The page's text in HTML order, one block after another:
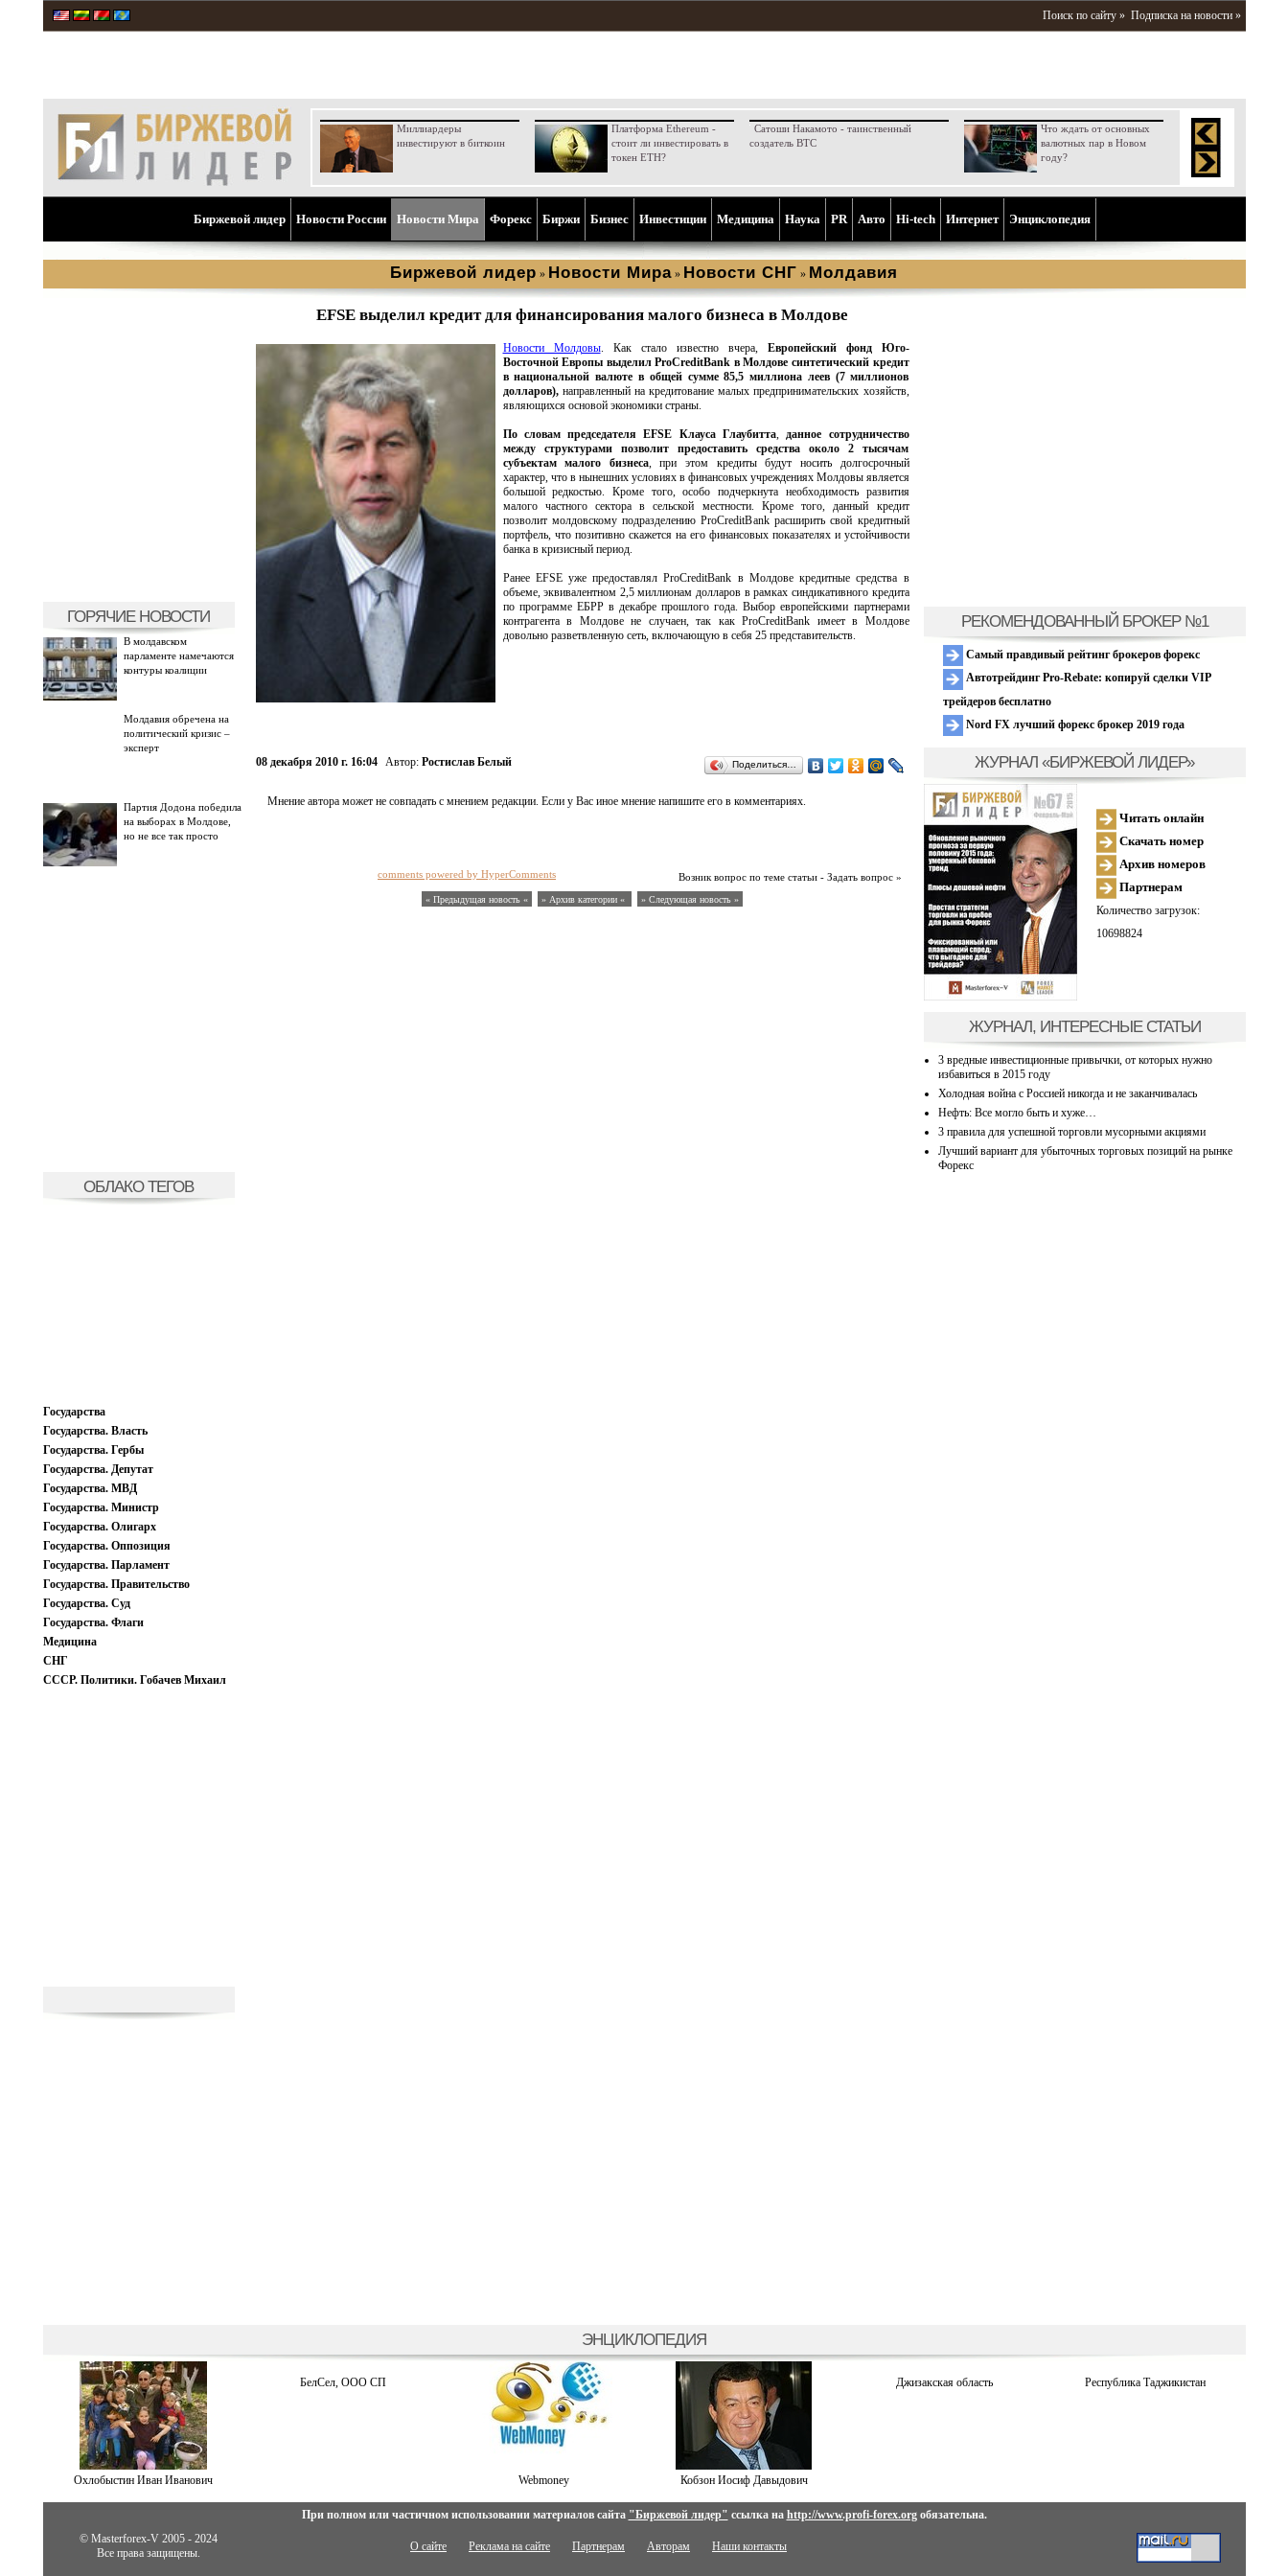
Поиск по сайту » Подписка на новости »
Миллиардеры
инвестируют в биткоин
Платформа Ethereum -
стоит ли инвестировать в
токен ETH?
Сатоши Накамото - таинственный
создатель BTC
Что ждать от основных
валютных пар в Новом
году?
Биржевой лидер Новости России Новости Мира Форекс Биржи Бизнес Инвестиции Медицина Наука PR Aвто Hi-tech Интернет Энциклопедия
Биржевой лидер » Новости Мира » Новости СНГ » Молдавия
ГОРЯЧИЕ НОВОСТИ
В молдавском
парламенте намечаются
контуры коалиции
Молдавия обречена на
политический кризис –
эксперт
Партия Додона победила
на выборах в Молдове,
но не все так просто
ОБЛАКО ТЕГОВ
Государства
Государства. Власть
Государства. Гербы
Государства. Депутат
Государства. МВД
Государства. Министр
Государства. Олигарх
Государства. Оппозиция
Государства. Парламент
Государства. Правительство
Государства. Суд
Государства. Флаги
Медицина
СНГ
СССР. Политики. Гобачев Михаил
EFSE выделил кредит для финансирования малого бизнеса в Молдове
Новости Молдовы. Как стало известно вчера, Европейский фонд Юго-
Восточной Европы выделил ProCreditBank в Молдове синтетический кредит
в национальной валюте в общей сумме 85,5 миллиона леев (7 миллионов
долларов), направленный на кредитование малых предпринимательских хозяйств,
являющихся основой экономики страны.
По словам председателя EFSE Клауса Глаубитта,данное сотрудничество
между структурами позволит предоставить средства около 2 тысячам
субъектам малого бизнеса, при этом кредиты будут носить долгосрочный
характер, что в нынешних условиях в финансовых учреждениях Молдовы является
большой редкостью. Кроме того, особо подчеркнута необходимость развития
малого частного сектора в сельской местности. Кроме того, данный кредит
позволит молдовскому подразделению ProCreditBank расширить свой кредитный
портфель, что позитивно скажется на его финансовых показателях и устойчивости
банка в кризисный период.
Ранее EFSE уже предоставлял ProCreditBank в Молдове кредитные средства в
объеме, эквивалентном 2,5 миллионам долларов в рамках синдикативного кредита
по программе ЕБРР в декабре прошлого года. Выбор европейскими партнерами
контрагента в Молдове не случаен, так как ProCreditBank имеет в Молдове
довольно разветвленную сеть, включающую в себя 25 представительств.
08 декабря 2010 г. 16:04 Автор: Ростислав Белый Поделиться…
Мнение автора может не совпадать с мнением редакции. Если у Вас иное мнение напишите его в комментариях.
Возник вопрос по теме статьи - Задать вопрос »
comments powered by HyperComments
« Предыдущая новость « » Архив категории « » Следующая новость »
РЕКОМЕНДОВАННЫЙ БРОКЕР №1
Самый правдивый рейтинг брокеров форекс
Автотрейдинг Pro-Rebate: копируй сделки VIP
трейдеров бесплатно
Nord FX лучший форекс брокер 2019 года
ЖУРНАЛ «БИРЖЕВОЙ ЛИДЕР»
Читать онлайн
Скачать номер
Архив номеров
Партнерам
Количество загрузок:
10698824
ЖУРНАЛ, ИНТЕРЕСНЫЕ СТАТЬИ
3 вредные инвестиционные привычки, от которых нужно
избавиться в 2015 году
Холодная война с Россией никогда и не заканчивалась
Нефть: Все могло быть и хуже…
3 правила для успешной торговли мусорными акциями
Лучший вариант для убыточных торговых позиций на рынке
Форекс
ЭНЦИКЛОПЕДИЯ
Охлобыстин Иван Иванович
БелСел, ООО СП
Webmoney Кобзон Иосиф Давыдович
Джизакская область Республика Таджикистан
При полном или частичном использовании материалов сайта "Биржевой лидер" ссылка на http://www.profi-forex.orgобязательна.
© Masterforex-V 2005 - 2024
Все права защищены.
О сайте Реклама на сайте Партнерам Авторам Наши контакты